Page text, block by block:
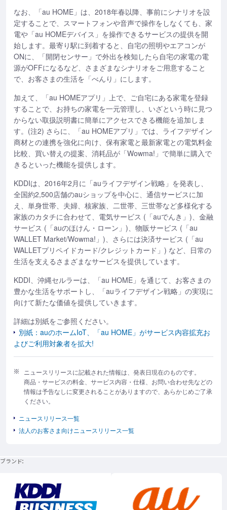
なお、「au HOME」は、2018年春以降、事前にシナリオを設
定することで、スマートフォンや音声で操作をしなくても、家
電や「au HOMEデバイス」を操作できるサービスの提供を開
始します。最寄り駅に到着すると、自宅の照明やエアコンが
ONに、「開閉センサー」で外出を検知したら自宅の家電の電
源がOFFになるなど、さまざまなシナリオをご用意すること
で、お客さまの生活を「べんり」にします。
加えて、「au HOMEアプリ」上で、ご自宅にある家電を登録
することで、お持ちの家電を一元管理し、いざという時に見つ
からない取扱説明書に簡単にアクセスできる機能を追加しま
す。(注2) さらに、「au HOMEアプリ」では、ライフデザイン
商材との連携を強化に向け、保有家電と最新家電との電気料金
比較、買い替えの提案、消耗品が「Wowma!」で簡単に購入で
きるといった機能を提供します。
KDDIは、2016年2月に「auライフデザイン戦略」を発表し、
全国約2,500店舗のauショップを中心に、通信サービスに加
え、単身世帯、夫婦、核家族、二世帯、三世帯など多様化する
家族のカタチに合わせて、電気サービス (「auでんき」)、金融
サービス (「auのほけん・ローン」)、物販サービス (「au
WALLET Market/Wowma!」)、さらには決済サービス (「au
WALLETプリペイドカード/クレジットカード」) など、日常の
生活を支えるさまざまなサービスを提供しています。
KDDI、沖縄セルラーは、「au HOME」を通じて、お客さまの
豊かな生活をサポートし、「auライフデザイン戦略」の実現に
向けて新たな価値を提供していきます。
詳細は別紙をご参照ください。
別紙：auのホームIoT、「au HOME」がサービス内容拡充お
よびご利用対象者を拡大!
ニュースリリースに記載された情報は、発表日現在のものです。
商品・サービスの料金、サービス内容・仕様、お問い合わせ先などの
情報は予告なしに変更されることがありますので、あらかじめご了承
ください。
ニュースリリース一覧
法人のお客さま向けニュースリリース一覧
ブランド
新規ウィンドウで開く 新規ウィンドウで